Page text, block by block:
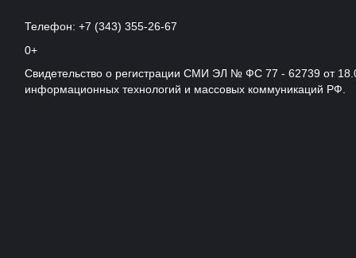
Телефон: +7 (343) 355-26-67
0+
Свидетельство о регистрации СМИ ЭЛ № ФС 77 - 62739 от
информационных технологий и массовых коммуникаций РФ.